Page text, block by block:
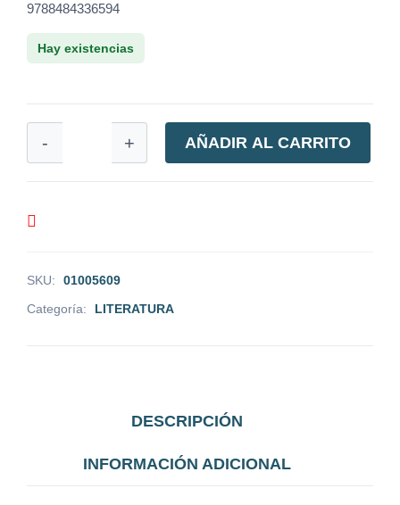
9788484336594
Hay existencias
- + AÑADIR AL CARRITO
SKU:
01005609
Categoría:
LITERATURA
DESCRIPCIÓN
INFORMACIÓN ADICIONAL